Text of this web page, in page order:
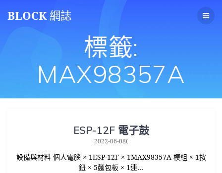
BLOCK網誌
標籤:
MAX98357A
ESP-12F 電子鼓
2022-06-08(
設備與材料 個人電腦 × 1ESP-12F × 1MAX98357A 模組 × 1按
鈕 × 5麵包板 × 1連…